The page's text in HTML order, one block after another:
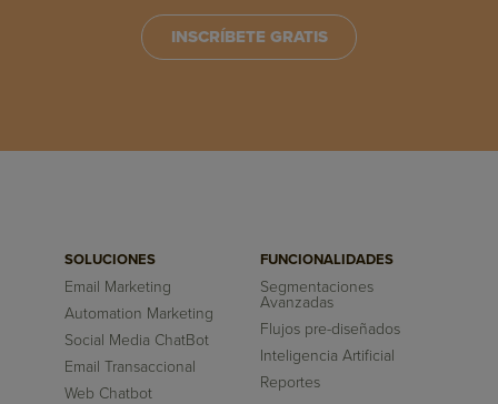
INSCRÍBETE GRATIS
SOLUCIONES
Email Marketing
Automation Marketing
Social Media ChatBot
Email Transaccional
Web Chatbot
FUNCIONALIDADES
Segmentaciones
Avanzadas
Flujos pre-diseñados
Inteligencia Artificial
Reportes